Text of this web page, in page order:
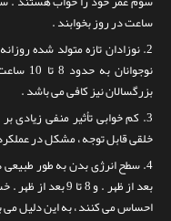
ساعت در روز بخوابند .
بزرگسالان نیز کافی می باشد .
خلقی قابل توجه ، مشکل در
بعد از ظهر . و 8
احساس می کنند ، به این دلیل می